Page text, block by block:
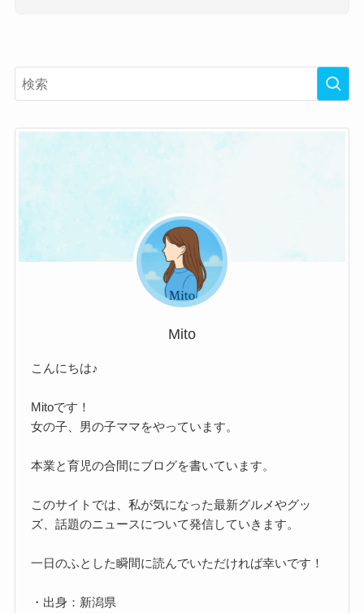
Mito
こんにちは♪
Mitoです！
女の子、男の子ママをやっています。
本業と育児の合間にブログを書いています。
このサイトでは、私が気になった最新グルメやグッ
ズ、話題のニュースについて発信していきます。
一日のふとした瞬間に読んでいただければ幸いです！
・出身：新潟県